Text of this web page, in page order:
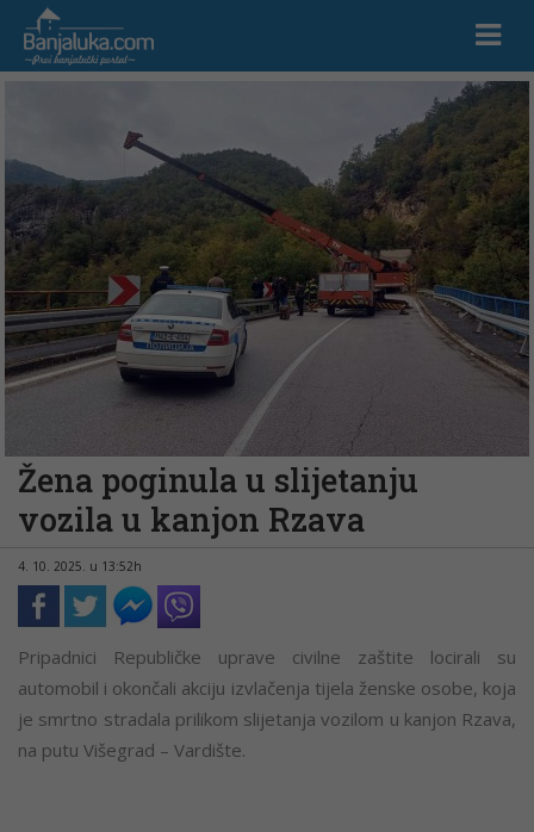
Žena poginula u slijetanju
vozila u kanjon Rzava
4. 10. 2025. u 13:52h
Pripadnici Republičke uprave civilne zaštite locirali su
automobil i okončali akciju izvlačenja tijela ženske osobe, koja
je smrtno stradala prilikom slijetanja vozilom u kanjon Rzava,
na putu Višegrad – Vardište.